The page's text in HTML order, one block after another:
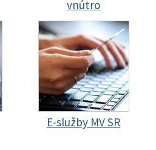
vnútro
E-služby MV SR